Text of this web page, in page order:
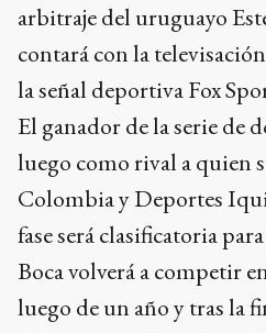
arbitraje del uruguayo
contará con la
la señal deportiva Fox
El ganador de la serie de
luego como rival a quien
Colombia y Deportes
fase será clasificatoria
Boca volverá a competir
luego de un año y tras la